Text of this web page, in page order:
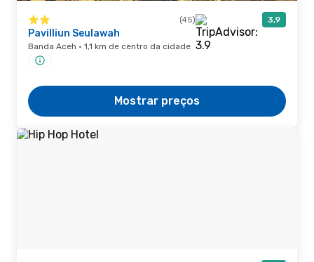
(45) 3,9
Pavilliun Seulawah
Banda Aceh · 1,1 km de centro da cidade
Mostrar preços